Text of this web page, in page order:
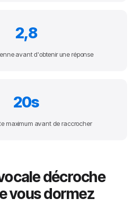
2,8
avant d'obtenir une réponse
20s
maximum avant de raccrocher
décroche
vous dormez